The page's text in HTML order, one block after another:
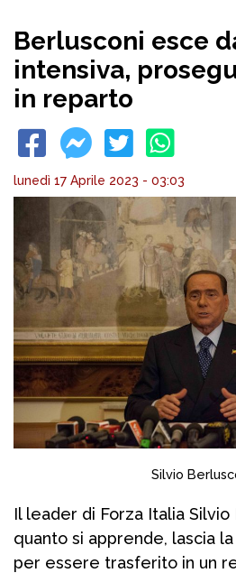
Berlusconi esce
intensiva,
in reparto
lunedì 17 Aprile 2023 - 03:03
Silvio
Il leader di Forza Italia Silvio
quanto si apprende, lascia
per essere trasferito in un